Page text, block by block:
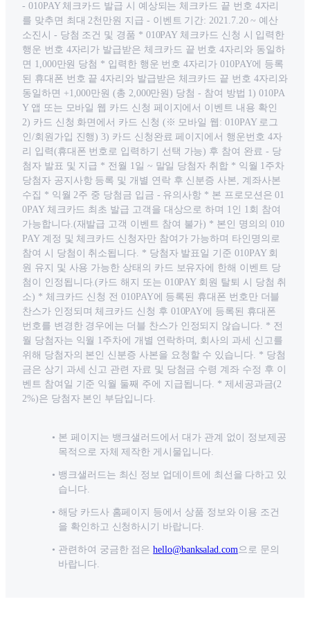
- 010PAY 체크카드 발급 시 예상되는 체크카드 끝 번호 4자리
를 맞추면 최대 2천만원 지급 - 이벤트 기간: 2021.7.20 ~ 예산
소진시 - 당첨 조건 및 경품 * 010PAY 체크카드 신청 시 입력한
행운 번호 4자리가 발급받은 체크카드 끝 번호 4자리와 동일하
면 1,000만원 당첨 * 입력한 행운 번호 4자리가 010PAY에 등록
된 휴대폰 번호 끝 4자리와 발급받은 체크카드 끝 번호 4자리와
동일하면 +1,000만원 (총 2,000만원) 당첨 - 참여 방법 1) 010PA
Y 앱 또는 모바일 웹 카드 신청 페이지에서 이벤트 내용 확인
2) 카드 신청 화면에서 카드 신청 (※ 모바일 웹: 010PAY 로그
인/회원가입 진행) 3) 카드 신청완료 페이지에서 행운번호 4자
리 입력(휴대폰 번호로 입력하기 선택 가능) 후 참여 완료 - 당
첨자 발표 및 지급 * 전월 1일 ~ 말일 당첨자 취합 * 익월 1주차
당첨자 공지사항 등록 및 개별 연락 후 신분증 사본, 계좌사본
수집 * 익월 2주 중 당첨금 입금 - 유의사항 * 본 프로모션은 01
0PAY 체크카드 최초 발급 고객을 대상으로 하며 1인 1회 참여
가능합니다.(재발급 고객 이벤트 참여 불가) * 본인 명의의 010
PAY 계정 및 체크카드 신청자만 참여가 가능하며 타인명의로
참여 시 당첨이 취소됩니다. * 당첨자 발표일 기준 010PAY 회
원 유지 및 사용 가능한 상태의 카드 보유자에 한해 이벤트 당
첨이 인정됩니다.(카드 해지 또는 010PAY 회원 탈퇴 시 당첨 취
소) * 체크카드 신청 전 010PAY에 등록된 휴대폰 번호만 더블
찬스가 인정되며 체크카드 신청 후 010PAY에 등록된 휴대폰
번호를 변경한 경우에는 더블 찬스가 인정되지 않습니다. * 전
월 당첨자는 익월 1주차에 개별 연락하며, 회사의 과세 신고를
위해 당첨자의 본인 신분증 사본을 요청할 수 있습니다. * 당첨
금은 상기 과세 신고 관련 자료 및 당첨금 수령 계좌 수정 후 이
벤트 참여일 기준 익월 둘째 주에 지급됩니다. * 제세공과금(2
2%)은 당첨자 본인 부담입니다.
본 페이지는 뱅크샐러드에서 대가 관계 없이 정보제공
목적으로 자체 제작한 게시물입니다.
뱅크샐러드는 최신 정보 업데이트에 최선을 다하고 있
습니다.
해당 카드사 홈페이지 등에서 상품 정보와 이용 조건
을 확인하고 신청하시기 바랍니다.
관련하여 궁금한 점은 hello@banksalad.com으로 문의
바랍니다.